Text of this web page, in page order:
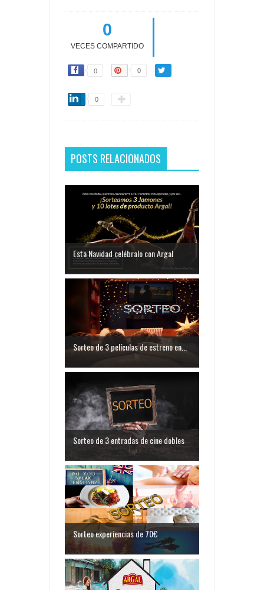
0
VECES COMPARTIDO
0 0
0
POSTS RELACIONADOS
Esta Navidad celébralo con Argal
Sorteo de 3 películas de estreno en...
Sorteo de 3 entradas de cine dobles
Sorteo experiencias de 70€